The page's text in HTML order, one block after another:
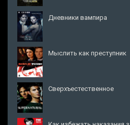
Дневники вампира
Мыслить как преступник
Сверхъестественное